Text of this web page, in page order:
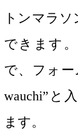
トンマラ
できます
で、フォー
wauchi”と
ます。